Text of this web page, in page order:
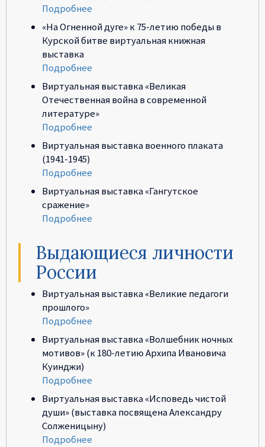
Подробнее
«На Огненной дуге» к 75-летию победы в
Курской битве виртуальная книжная
выставка
Подробнее
Виртуальная выставка «Великая
Отечественная война в современной
литературе»
Подробнее
Виртуальная выставка военного плаката
(1941-1945)
Подробнее
Виртуальная выставка «Гангутское
сражение»
Подробнее
Выдающиеся личности
России
Виртуальная выставка «Великие педагоги
прошлого»
Подробнее
Виртуальная выставка «Волшебник ночных
мотивов» (к 180-летию Архипа Ивановича
Куинджи)
Подробнее
Виртуальная выставка «Исповедь чистой
души» (выставка посвящена Александру
Солженицыну)
Подробнее